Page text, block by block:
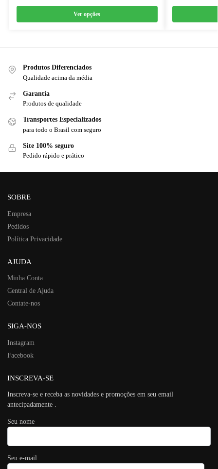
Ver opções
Produtos Diferenciados
Qualidade acima da média
Garantia
Produtos de qualidade
Transportes Especializados
para todo o Brasil com seguro
Site 100% seguro
Pedido rápido e prático
SOBRE
Empresa
Pedidos
Política Privacidade
AJUDA
Minha Conta
Central de Ajuda
Contate-nos
SIGA-NOS
Instagram
Facebook
INSCREVA-SE
Inscreva-se e receba as novidades e promoções em seu email
antecipadamente .
Seu nome
Seu e-mail